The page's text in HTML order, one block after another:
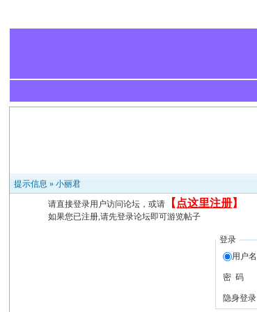
提示信息 »小丽君
请直接登录用户访问论坛，或请 【 点这里注册】
如果您已注册,请先登录论坛即可游览帖子
登录
用户名
密 码
隐身登录